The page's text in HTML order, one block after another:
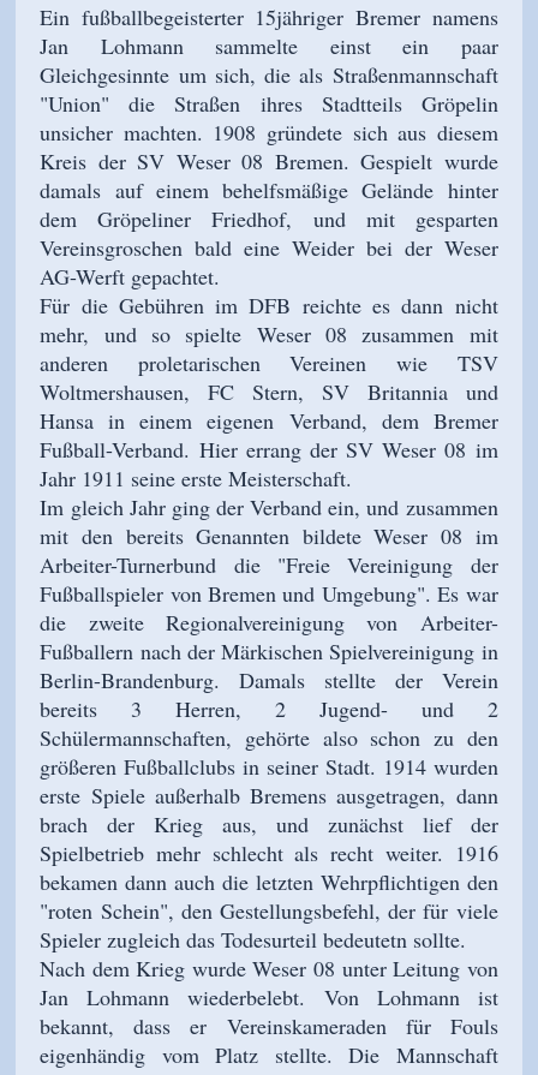
Ein fußballbegeisterter 15jähriger Bremer namens
Jan Lohmann sammelte einst ein paar
Gleichgesinnte um sich, die als Straßenmannschaft
"Union" die Straßen ihres Stadtteils Gröpelin
unsicher machten. 1908 gründete sich aus diesem
Kreis der SV Weser 08 Bremen. Gespielt wurde
damals auf einem behelfsmäßige Gelände hinter
dem Gröpeliner Friedhof, und mit gesparten
Vereinsgroschen bald eine Weider bei der Weser
AG-Werft gepachtet.
Für die Gebühren im DFB reichte es dann nicht
mehr, und so spielte Weser 08 zusammen mit
anderen proletarischen Vereinen wie TSV
Woltmershausen, FC Stern, SV Britannia und
Hansa in einem eigenen Verband, dem Bremer
Fußball-Verband. Hier errang der SV Weser 08 im
Jahr 1911 seine erste Meisterschaft.
Im gleich Jahr ging der Verband ein, und zusammen
mit den bereits Genannten bildete Weser 08 im
Arbeiter-Turnerbund die "Freie Vereinigung der
Fußballspieler von Bremen und Umgebung". Es war
die zweite Regionalvereinigung von Arbeiter-
Fußballern nach der Märkischen Spielvereinigung in
Berlin-Brandenburg. Damals stellte der Verein
bereits 3 Herren, 2 Jugend- und 2
Schülermannschaften, gehörte also schon zu den
größeren Fußballclubs in seiner Stadt. 1914 wurden
erste Spiele außerhalb Bremens ausgetragen, dann
brach der Krieg aus, und zunächst lief der
Spielbetrieb mehr schlecht als recht weiter. 1916
bekamen dann auch die letzten Wehrpflichtigen den
"roten Schein", den Gestellungsbefehl, der für viele
Spieler zugleich das Todesurteil bedeutetn sollte.
Nach dem Krieg wurde Weser 08 unter Leitung von
Jan Lohmann wiederbelebt. Von Lohmann ist
bekannt, dass er Vereinskameraden für Fouls
eigenhändig vom Platz stellte. Die Mannschaft